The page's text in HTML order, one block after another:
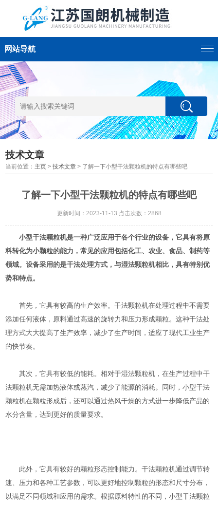
网站导航
技术文章
当前位置： 主页 >技术文章 > 了解一下小型干法颗粒机的特点有哪些吧
了解一下小型干法颗粒机的特点有哪些吧
更新时间：2023-11-13 点击次数：2868
小型干法颗粒机是一种广泛应用于各个行业的设备，它具有将原
料转化为小颗粒的能力，常见的应用包括化工、农业、食品、制药等
领域。设备采用的是干法处理方式，与湿法颗粒机相比，具有特别优
势和特点。
首先，它具有较高的生产效率。干法颗粒机在处理过程中不需要
添加任何液体，原料通过高速的旋转力和压力形成颗粒。这种干法处
理方式大大提高了生产效率，减少了生产时间，适应了现代工业生产
的快节奏。
其次，它具有较低的能耗。相对于湿法颗粒机，在生产过程中干
法颗粒机无需加热液体或蒸汽，减少了能源的消耗。同时，小型干法
颗粒机在颗粒形成后，还可以通过热风干燥的方式进一步降低产品的
水分含量，达到更好的质量要求。
此外，它具有较好的颗粒形态控制能力。干法颗粒机通过调节转
速、压力和各种工艺参数，可以更好地控制颗粒的形态和尺寸分布，
以满足不同领域和应用的需求。根据原料特性的不同，小型干法颗粒